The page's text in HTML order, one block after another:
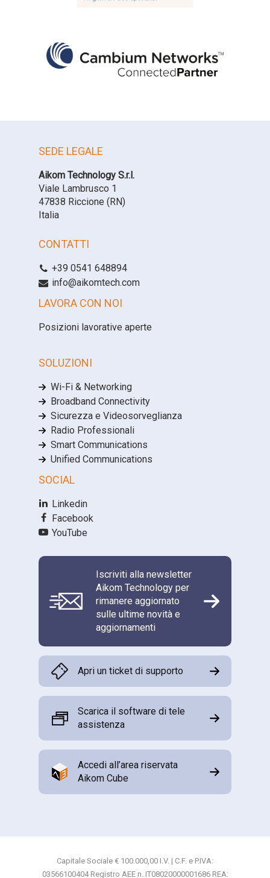
SEDE LEGALE
Aikom Technology S.r.l.
Viale Lambrusco 1
47838 Riccione (RN)
Italia
CONTATTI
+39 0541 648894
info@aikomtech.com
LAVORA CON NOI
Posizioni lavorative aperte
SOLUZIONI
Wi-Fi & Networking
Broadband Connectivity
Sicurezza e Videosorveglianza
Radio Professionali
Smart Communications
Unified Communications
SOCIAL
Linkedin
Facebook
YouTube
Iscriviti alla newsletter
Aikom Technology per
rimanere aggiornato
sulle ultime novità e
aggiornamenti
Apri un ticket di supporto
Scarica il software di tele
assistenza
Accedi all’area riservata
Aikom Cube
Capitale Sociale € 100.000,00 I.V. | C.F. e P.IVA:
03566100404 Registro AEE n. IT08020000001686 REA: